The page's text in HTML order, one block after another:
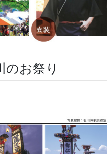
記事
獅子舞・衣裳・別仕立・小物
お祭り